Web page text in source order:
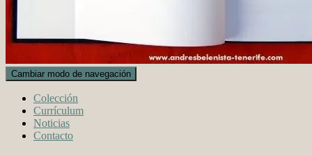
Cambiar modo de navegación
Colección
Currículum
Noticias
Contacto